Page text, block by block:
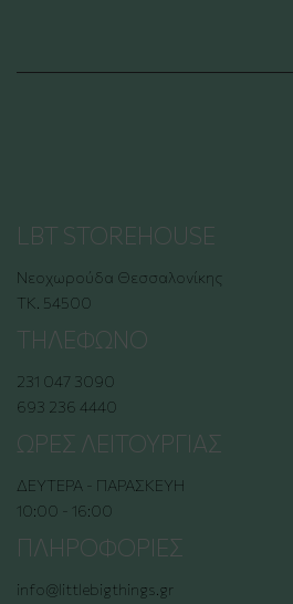
LBT STOREHOUSE
Νεοχωρούδα Θεσσαλονίκης
ΤΚ. 54500
ΤΗΛΕΦΩΝΟ
231 047 3090
693 236 4440
ΩΡΕΣ ΛΕΙΤΟΥΡΓΙΑΣ
ΔΕΥΤΕΡΑ - ΠΑΡΑΣΚΕΥΗ
10:00 - 16:00
ΠΛΗΡΟΦΟΡΙΕΣ
info@littlebigthings.gr